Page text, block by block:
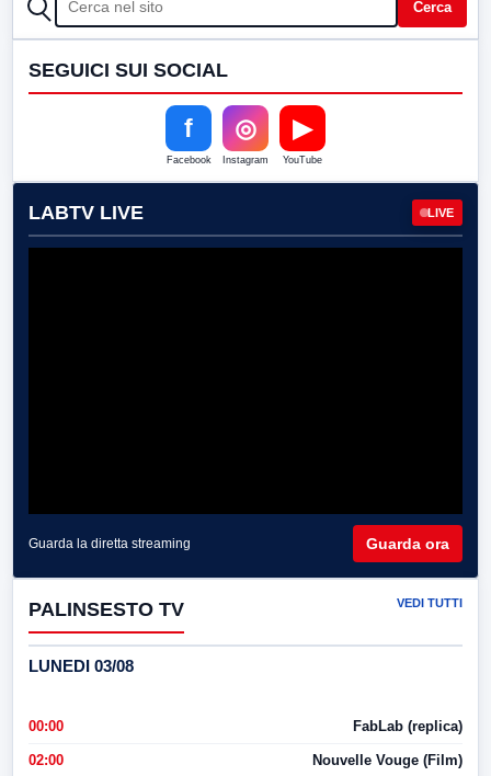
Cerca
SEGUICI SUI SOCIAL
f
Facebook
◎
Instagram
▶
YouTube
LABTV LIVE LIVE
Guarda la diretta streaming Guarda ora
PALINSESTO TV VEDI TUTTI
LUNEDI 03/08
00:00 FabLab (replica)
02:00 Nouvelle Vouge (Film)